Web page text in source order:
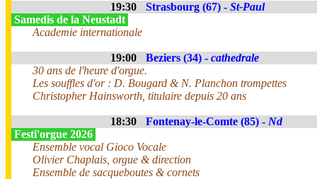
19:30 Strasbourg (67) - St-Paul
Samedis de la Neustadt
Academie internationale
19:00 Beziers (34) - cathedrale
30 ans de l'heure d'orgue.
Les souffles d'or : D. Bougard & N. Planchon trompettes
Christopher Hainsworth, titulaire depuis 20 ans
18:30 Fontenay-le-Comte (85) - Nd
Festi'orgue 2026
Ensemble vocal Gioco Vocale
Olivier Chaplais, orgue & direction
Ensemble de sacqueboutes & cornets